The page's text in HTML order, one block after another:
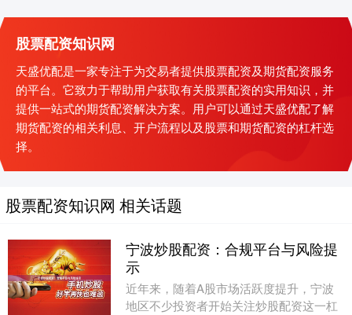
股票配资知识网
天盛优配是一家专注于为交易者提供股票配资及期货配资服务
的平台。它致力于帮助用户获取有关股票配资的实用知识，并
提供一站式的期货配资解决方案。用户可以通过天盛优配了解
期货配资的相关利息、开户流程以及股票和期货配资的杠杆选
择。
股票配资知识网 相关话题
宁波炒股配资：合规平台与风险提
示
近年来，随着A股市场活跃度提升，宁波
地区不少投资者开始关注炒股配资这一杠